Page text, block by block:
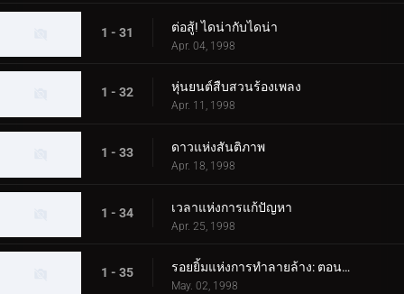
1 - 31 ต่อสู้! ไดน่ากับไดน่า
Apr. 04, 1998
1 - 32 หุ่นยนต์สืบสวนร้องเพลง
Apr. 11, 1998
1 - 33 ดาวแห่งสันติภาพ
Apr. 18, 1998
1 - 34 เวลาแห่งการแก้ปัญหา
Apr. 25, 1998
1 - 35 รอยยิ้มแห่งการทำลายล้าง: ตอนที่ 1
May. 02, 1998